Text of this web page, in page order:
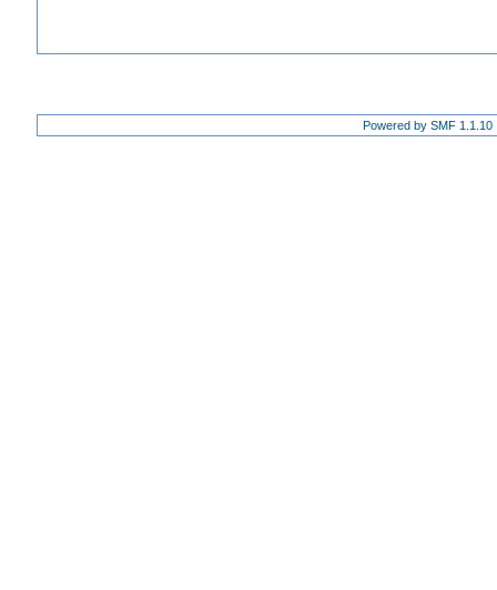
Powered by SMF 1.1.10